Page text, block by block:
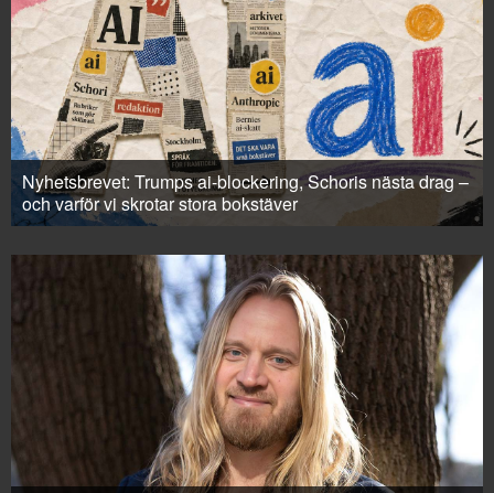
Nyhetsbrevet: Trumps ai-blockering, Schoris nästa drag –
och varför vi skrotar stora bokstäver